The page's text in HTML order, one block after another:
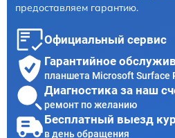
предоставляем гарантию.
Официальный сервис
Гарантийное
планшета Microsoft Surface
Диагностика за наш
ремонт по желанию
Бесплатный выезд
в день обращения